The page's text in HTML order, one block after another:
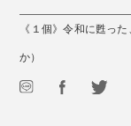
《１個》令和に甦っ
か）